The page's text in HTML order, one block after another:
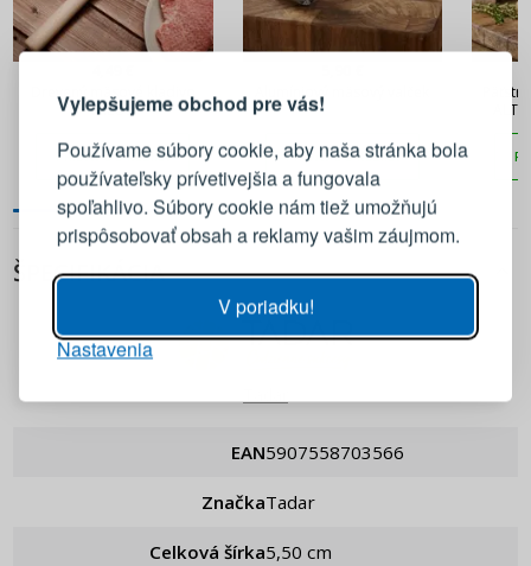
Vylepšujeme obchod pre vás!
Používame súbory cookie, aby naša stránka bola
používateľsky prívetivejšia a fungovala
spoľahlivo. Súbory cookie nám tiež umožňujú
prispôsobovať obsah a reklamy vašim záujmom.
V poriadku!
Nastavenia
Drevený mäsové kladivo
MILOŠ
PRIDAŤ DO KOŠÍKA
Alumíniový mäsový valček
PRIDAŤ DO KOŠÍKA
ŠPECIFIKÁCIA
EAN 5907558703566
Značka Tadar
Celková šírka 5,50 cm
PRIHLÁSENIE REGISTRÁCIA
Prihláste sa k svojmu účtu
E-mail
PRIHLÁSIŤ SA